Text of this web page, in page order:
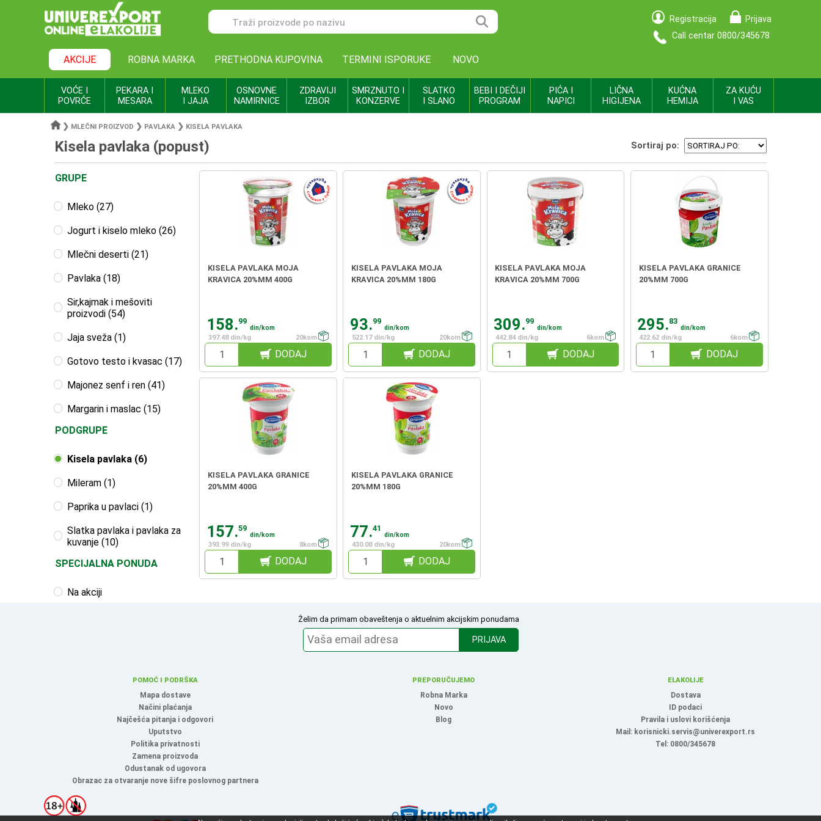
Registracija
Prijava
Call centar 0800/345678
AKCIJE ROBNA MARKA PRETHODNA KUPOVINA TERMINI ISPORUKE NOVO
VOĆE I
POVRĆE
PEKARA I
MESARA
MLEKO
I JAJA
OSNOVNE
NAMIRNICE
ZDRAVIJI
IZBOR
SMRZNUTO I
KONZERVE
SLATKO
I SLANO
BEBI I DEČIJI
PROGRAM
PIĆA I
NAPICI
LIČNA
HIGIJENA
KUĆNA
HEMIJA
ZA KUĆU
I VAS
❯ MLEČNI PROIZVOD ❯ PAVLAKA ❯ KISELA PAVLAKA
Kisela pavlaka (popust) Sortiraj po:
GRUPE
Mleko (27)
Jogurt i kiselo mleko (26)
Mlečni deserti (21)
Pavlaka (18)
Sir,kajmak i mešoviti
proizvodi (54)
Jaja sveža (1)
Gotovo testo i kvasac (17)
Majonez senf i ren (41)
Margarin i maslac (15)
PODGRUPE
Kisela pavlaka (6)
Mileram (1)
Paprika u pavlaci (1)
Slatka pavlaka i pavlaka za
kuvanje (10)
SPECIJALNA PONUDA
Na akciji
KISELA PAVLAKA MOJA
KRAVICA 20%MM 400G
158.99
din/kom
397.48 din/kg
20kom
DODAJ
KISELA PAVLAKA MOJA
KRAVICA 20%MM 180G
93.99
din/kom
522.17 din/kg
20kom
DODAJ
KISELA PAVLAKA MOJA
KRAVICA 20%MM 700G
309.99
din/kom
442.84 din/kg
6kom
DODAJ
KISELA PAVLAKA GRANICE
20%MM 700G
295.83
din/kom
422.62 din/kg
6kom
DODAJ
KISELA PAVLAKA GRANICE
20%MM 400G
157.59
din/kom
393.99 din/kg
8kom
DODAJ
KISELA PAVLAKA GRANICE
20%MM 180G
77.41
din/kom
430.08 din/kg
20kom
DODAJ
Želim da primam obaveštenja o aktuelnim akcijskim ponudama
PRIJAVA
POMOĆ I PODRŠKA
Mapa dostave
Načini plaćanja
Najčešća pitanja i odgovori
Uputstvo
Politika privatnosti
Zamena proizvoda
Odustanak od ugovora
Obrazac za otvaranje nove šifre poslovnog partnera
PREPORUČUJEMO
Robna Marka
Novo
Blog
ELAKOLIJE
Dostava
ID podaci
Pravila i uslovi korišćenja
Mail: korisnicki.servis@univerexport.rs
Tel: 0800/345678